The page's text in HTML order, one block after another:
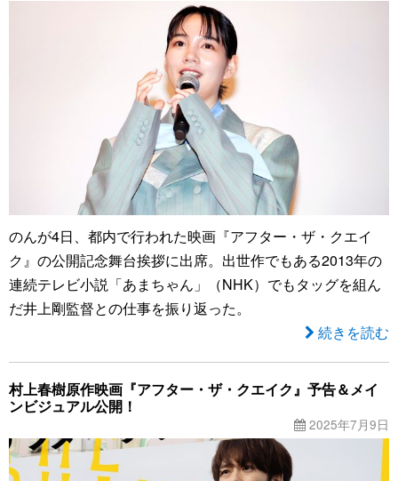
のんが4日、都内で行われた映画『アフター・ザ・クエイ
ク』の公開記念舞台挨拶に出席。出世作でもある2013年の
連続テレビ小説「あまちゃん」（NHK）でもタッグを組ん
だ井上剛監督との仕事を振り返った。
続きを読む
村上春樹原作映画『アフター・ザ・クエイク』予告＆メイ
ンビジュアル公開！
2025年7月9日